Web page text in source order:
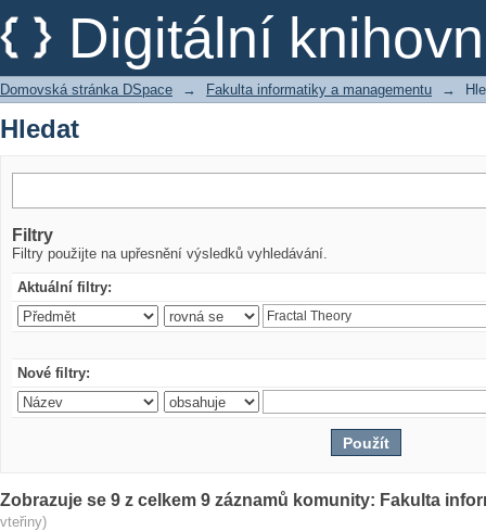
Digitální
Hledat
Domovská stránka DSpace → Fakulta informatiky a managementu →
Hledat
Filtry
Filtry použijte na upřesnění výsledků vyhledávání.
Aktuální filtry:
Nové filtry:
Zobrazuje se 9 z celkem 9 záznamů komunity: Fakulta
vteřiny)